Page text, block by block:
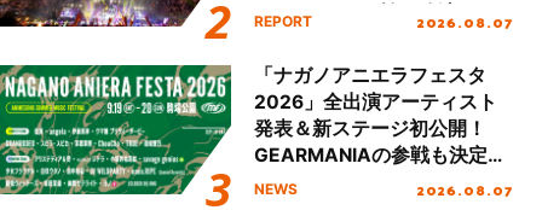
Party Stage／埼玉公演＞”
REPORT 2026.08.07
「ナガノアニエラフェスタ
2026」全出演アーティスト
発表＆新ステージ初公開！
GEARMANIAの参戦も決定
し、初となる第3ステージの
NEWS 2026.08.07